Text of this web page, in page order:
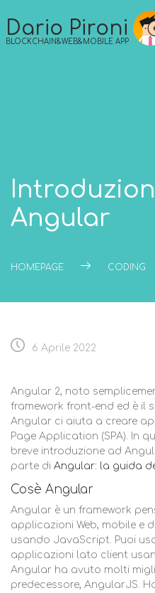
to
content
Dario Pironi
BLOCKCHAIN&WEB&MOBILE APP
Angular
HOMEPAGE CODING
6 Aprile 2022
Angular 2, noto
framework front-end ed è il
Angular ci aiuta a creare
Page Application (SPA). In
breve introduzione ad
parte di Angular: la guida
Cosè Angular
Angular è un framework
applicazioni Web, mobile e
usando JavaScript. Puoi
applicazioni lato client
Angular ha avuto molti
predecessore, AngularJS.